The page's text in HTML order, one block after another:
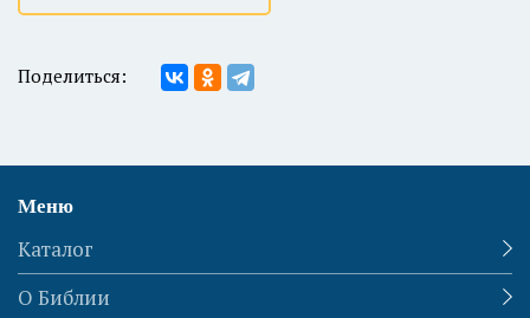
Поделиться:
Меню
Каталог
О Библии